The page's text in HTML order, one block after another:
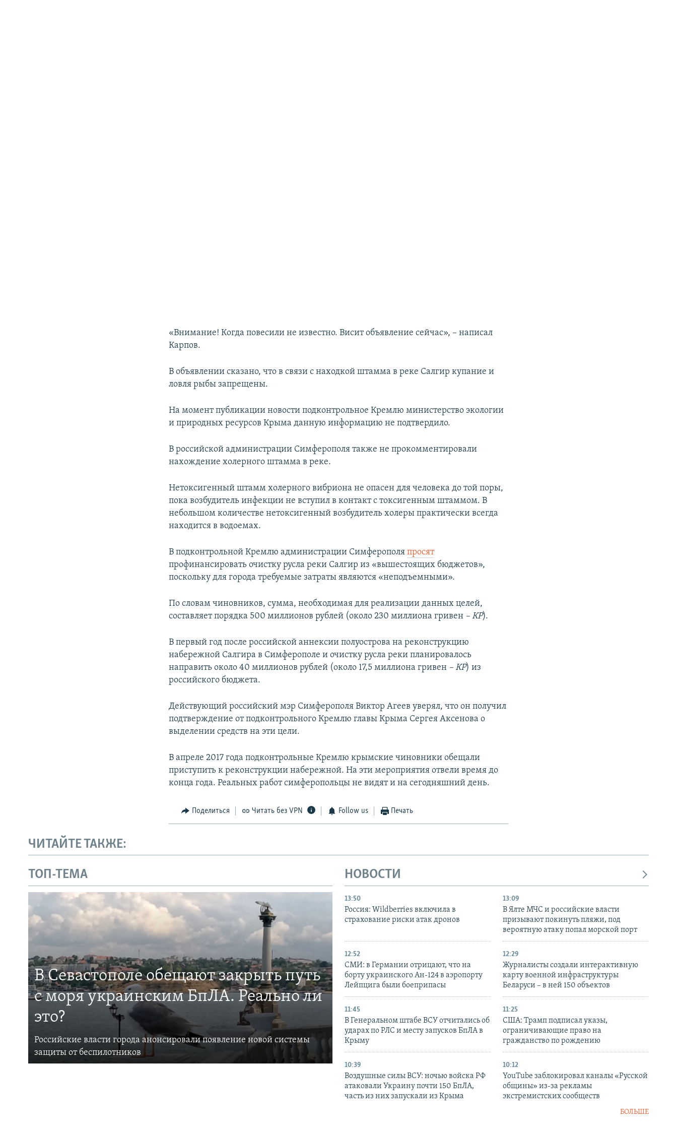
«Внимание! Когда повесили не известно. Висит объявление сейчас», – написал
Карпов.
В объявлении сказано, что в связи с находкой штамма в реке Салгир купание и
ловля рыбы запрещены.
На момент публикации новости подконтрольное Кремлю министерство экологии
и природных ресурсов Крыма данную информацию не подтвердило.
В российской администрации Симферополя также не прокомментировали
нахождение холерного штамма в реке.
Нетоксигенный штамм холерного вибриона не опасен для человека до той поры,
пока возбудитель инфекции не вступил в контакт с токсигенным штаммом. В
небольшом количестве нетоксигенный возбудитель холеры практически всегда
находится в водоемах.
В подконтрольной Кремлю администрации Симферополяпросят
профинансировать очистку русла реки Салгир из «вышестоящих бюджетов»,
поскольку для города требуемые затраты являются «неподъемными».
По словам чиновников, сумма, необходимая для реализации данных целей,
составляет порядка 500 миллионов рублей (около 230 миллиона гривен – КР).
В первый год после российской аннексии полуострова на реконструкцию
набережной Салгира в Симферополе и очистку русла реки планировалось
направить около 40 миллионов рублей (около 17,5 миллиона гривен – КР) из
российского бюджета.
Действующий российский мэр Симферополя Виктор Агеев уверял, что он получил
подтверждение от подконтрольного Кремлю главы Крыма Сергея Аксенова о
выделении средств на эти цели.
В апреле 2017 года подконтрольные Кремлю крымские чиновники обещали
приступить к реконструкции набережной. На эти мероприятия отвели время до
конца года. Реальных работ симферопольцы не видят и на сегодняшний день.
Поделиться Читать без VPN Follow us Печать
ЧИТАЙТЕ ТАКЖЕ:
ТОП-ТЕМА
В Севастополе обещают закрыть путь
с моря украинским БпЛА. Реально ли
это?
Российские власти города анонсировали появление новой системы
защиты от беспилотников
НОВОСТИ
13:50
Россия: Wildberries включила в
страхование риски атак дронов
13:09
В Ялте МЧС и российские власти
призывают покинуть пляжи, под
вероятную атаку попал морской порт
12:52
СМИ: в Германии отрицают, что на
борту украинского Ан-124 в аэропорту
Лейпцига были боеприпасы
12:29
Журналисты создали интерактивную
карту военной инфраструктуры
Беларуси – в ней 150 объектов
11:45
В Генеральном штабе ВСУ отчитались об
ударах по РЛС и месту запусков БпЛА в
Крыму
11:25
США: Трамп подписал указы,
ограничивающие право на
гражданство по рождению
10:39
Воздушные силы ВСУ: ночью войска РФ
атаковали Украину почти 150 БпЛА,
часть из них запускали из Крыма
10:12
YouTube заблокировал каналы «Русской
общины» из-за рекламы
экстремистских сообществ
БОЛЬШЕ